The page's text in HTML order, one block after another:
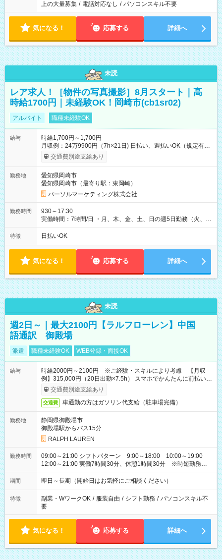
上の大量募集 / 電話対応なし / パソコンスキル不要
気になる！ 応募する 詳細へ
未読
レア求人！［物件の写真撮影］8月スタート｜高
時給1700円｜未経験OK！岡崎市(cb1sr02)
アルバイト 職種未経験OK
給与
時給1,700円～1,700円
月収例：24万9900円（7h×21日) 日払い、週払いOK（規定有
り） 【試用期間】試用期間なし
交通費別途支給あり
勤務地
愛知県岡崎市
愛知県岡崎市（最寄り駅：東岡崎）
パーソルマーケティング株式会社
勤務時間
930～17:30
実働時間：7時間/日 ・月、木、金、土、日の週5日勤務（火、水
は固定休です／夏季、年末年始等、長期休暇有り！） ・ワンシ
フト！ 残業ほぼナシ（0～5h/月）
特徴 日払いOK
気になる！ 応募する 詳細へ
未読
週2日～｜最大2100円【ラルフローレン】中国
語通訳 御殿場
派遣 職種未経験OK WEB登録・面接OK
給与
時給2000円～2100円 ※ご経験・スキルにより考慮 【月収
例】315,000円（20日出勤×7.5h） スマホでかんたんに前払いで
給与受取OK（※上限、条件あり）
交通費別途支給あり
交通費 車通勤の方はガソリン代支給（駐車場完備）
勤務地
静岡県御殿場市
御殿場駅からバス15分
RALPH LAUREN
勤務時間
09:00～21:00 シフトパターン 9:00～18:00 10:00～19:00
12:00～21:00 実働7時間30分、休憩1時間30分 ※時短勤務も相
談可能
期間 即日～長期（開始日はお気軽にご相談ください）
特徴 副業・WワークOK / 服装自由 / シフト勤務 / パソコンスキル不
要
気になる！ 応募する 詳細へ